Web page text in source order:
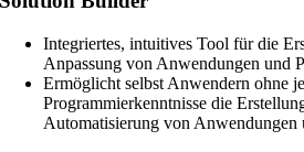
Integriertes, intuitives Tool für die
Anpassung von Anwendungen und
Ermöglicht selbst Anwendern ohne
Programmierkenntnisse die
Automatisierung von Anwendungen